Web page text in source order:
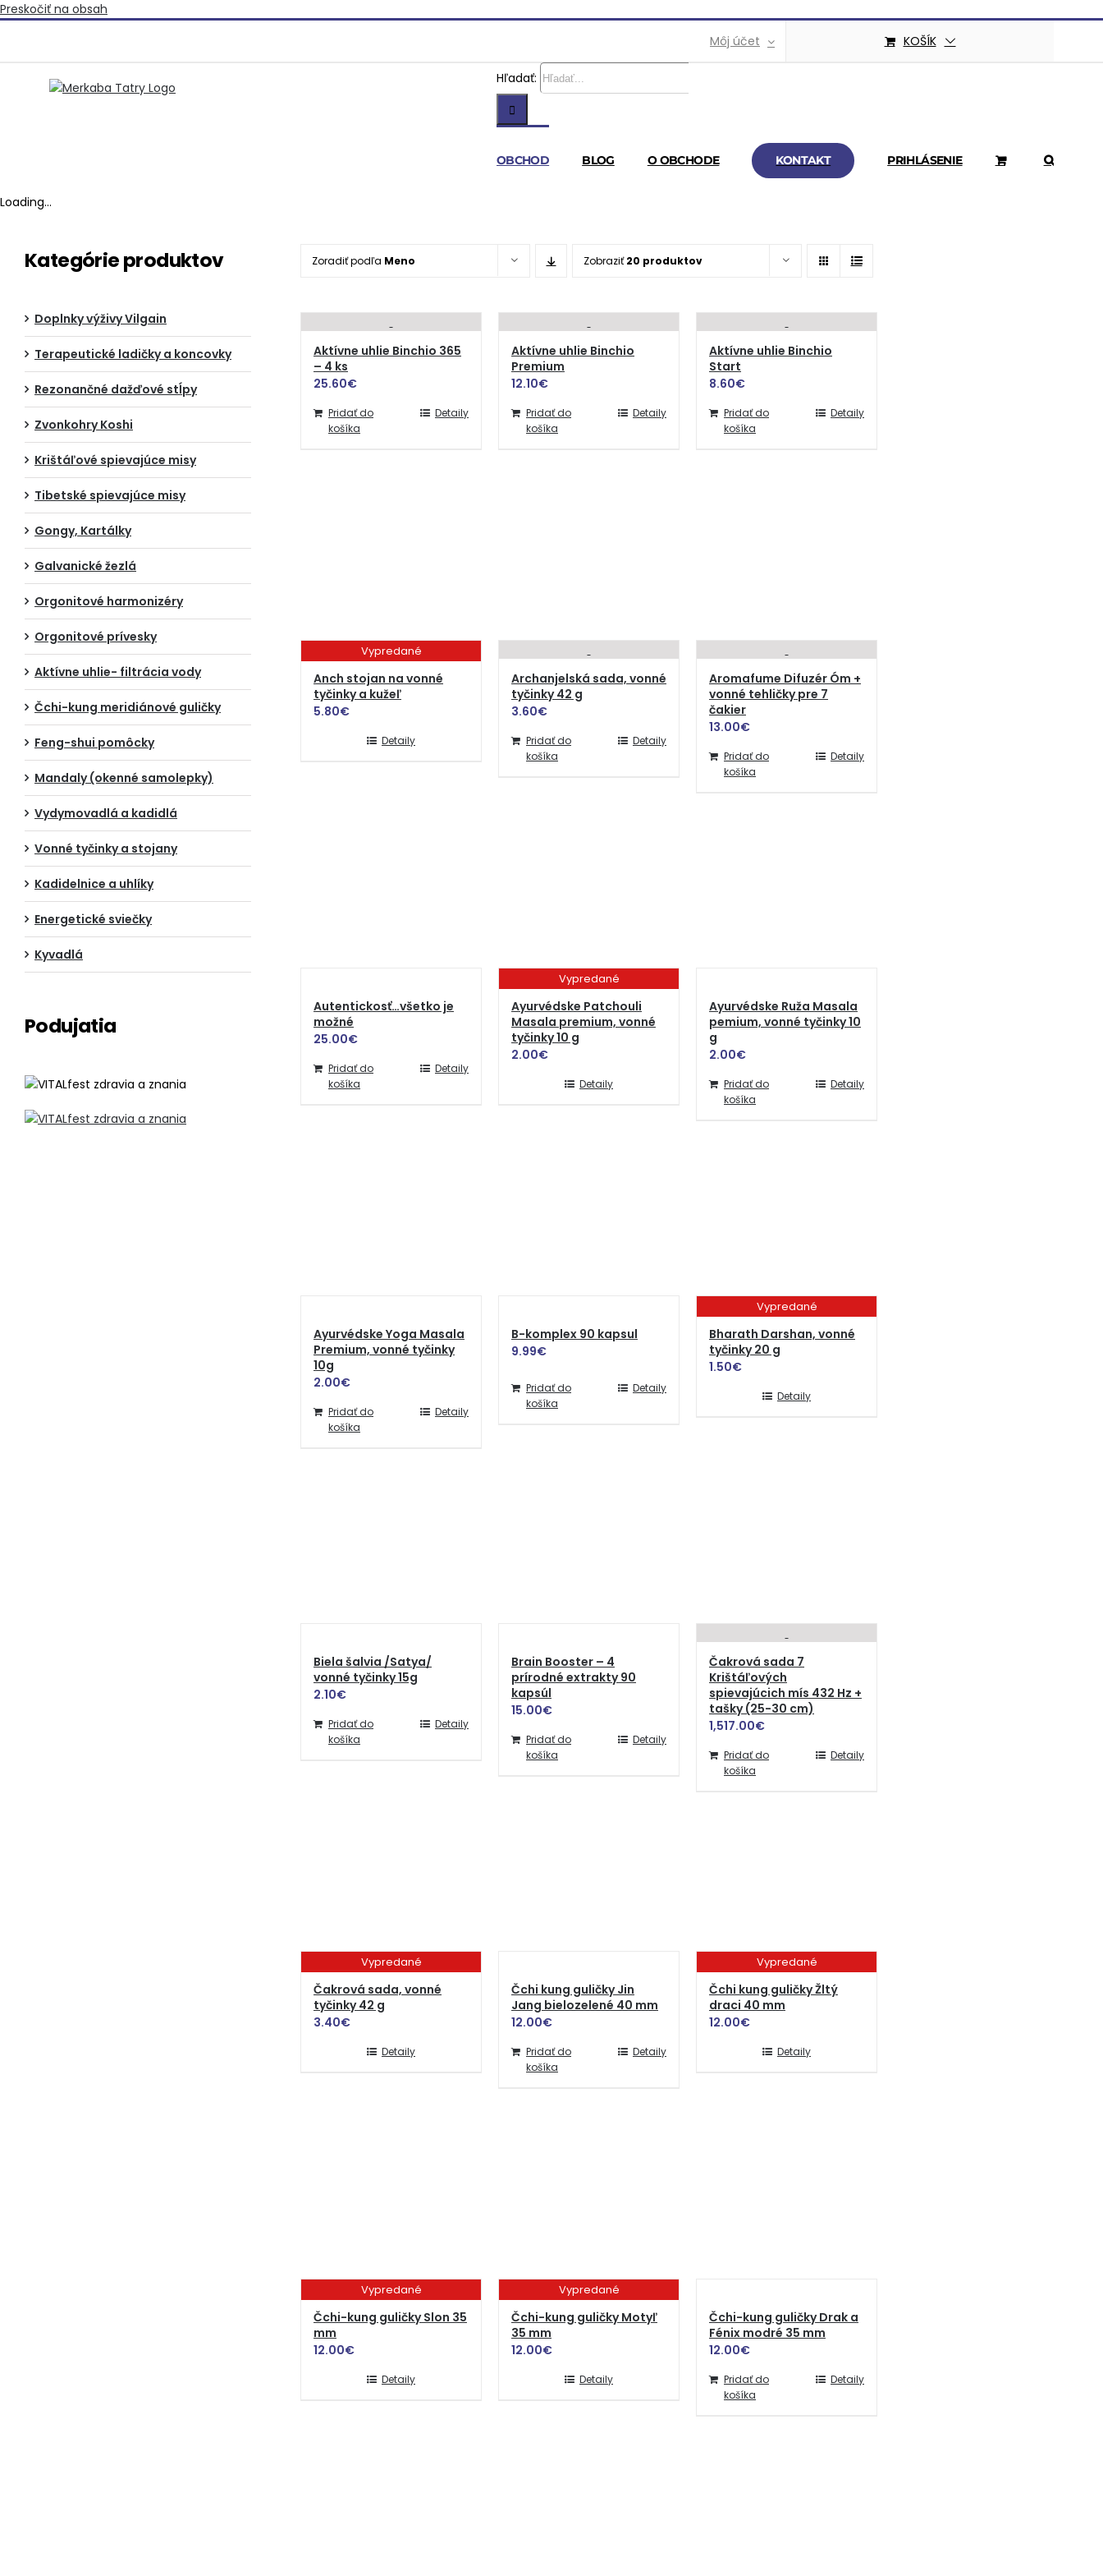
Preskočiť na obsah
Môj účet
KOŠÍK
Hľadať:
OBCHOD BLOG O OBCHODE KONTAKT PRIHLÁSENIE
Loading...
Zoradiť podľa Meno Zobraziť20 produktov
Aktívne uhlie Binchio 365
– 4 ks
25.60€
Pridať do
košíka
Detaily
Aktívne uhlie Binchio
Premium
12.10€
Pridať do
košíka
Detaily
Aktívne uhlie Binchio
Start
8.60€
Pridať do
košíka
Detaily
Vypredané
Anch stojan na vonné
tyčinky a kužeľ
5.80€
Detaily
Archanjelská sada, vonné
tyčinky 42 g
3.60€
Pridať do
košíka
Detaily
Aromafume Difuzér Óm +
vonné tehličky pre 7
čakier
13.00€
Pridať do
košíka
Detaily
Autentickosť…všetko je
možné
25.00€
Pridať do
košíka
Detaily
Vypredané
Ayurvédske Patchouli
Masala premium, vonné
tyčinky 10 g
2.00€
Detaily
Ayurvédske Ruža Masala
pemium, vonné tyčinky 10
g
2.00€
Pridať do
košíka
Detaily
Ayurvédske Yoga Masala
Premium, vonné tyčinky
10g
2.00€
Pridať do
košíka
Detaily
B-komplex 90 kapsul
9.99€
Pridať do
košíka
Detaily
Vypredané
Bharath Darshan, vonné
tyčinky 20 g
1.50€
Detaily
Biela šalvia /Satya/
vonné tyčinky 15g
2.10€
Pridať do
košíka
Detaily
Brain Booster – 4
prírodné extrakty 90
kapsúl
15.00€
Pridať do
košíka
Detaily
Čakrová sada 7
Krištáľových
spievajúcich mís 432 Hz +
tašky (25-30 cm)
1,517.00€
Pridať do
košíka
Detaily
Vypredané
Čakrová sada, vonné
tyčinky 42 g
3.40€
Detaily
Čchi kung guličky Jin
Jang bielozelené 40 mm
12.00€
Pridať do
košíka
Detaily
Vypredané
Čchi kung guličky Žltý
draci 40 mm
12.00€
Detaily
Vypredané
Čchi-kung guličky Slon 35
mm
12.00€
Detaily
Vypredané
Čchi-kung guličky Motyľ
35 mm
12.00€
Detaily
Čchi-kung guličky Drak a
Fénix modré 35 mm
12.00€
Pridať do
košíka
Detaily
Kategórie produktov
Doplnky výživy Vilgain
Terapeutické ladičky a koncovky
Rezonančné dažďové stĺpy
Zvonkohry Koshi
Krištáľové spievajúce misy
Tibetské spievajúce misy
Gongy, Kartálky
Galvanické žezlá
Orgonitové harmonizéry
Orgonitové prívesky
Aktívne uhlie- filtrácia vody
Čchi-kung meridiánové guličky
Feng-shui pomôcky
Mandaly (okenné samolepky)
Vydymovadlá a kadidlá
Vonné tyčinky a stojany
Kadidelnice a uhlíky
Energetické sviečky
Kyvadlá
Podujatia